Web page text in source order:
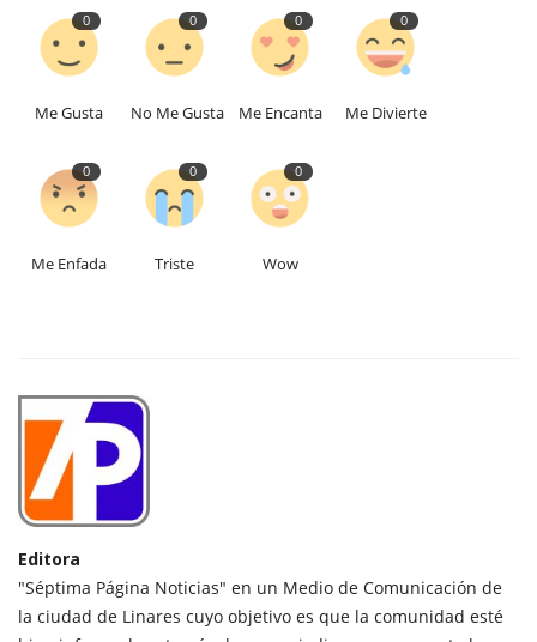
0
Me Gusta
0
No Me Gusta
0
Me Encanta
0
Me Divierte
0
Me Enfada
0
Triste
0
Wow
Editora
"Séptima Página Noticias" en un Medio de Comunicación de
la ciudad de Linares cuyo objetivo es que la comunidad esté